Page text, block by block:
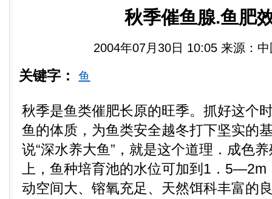
秋季催鱼腺.鱼肥
2004年07月30日 10:05 来源：
关键字： 鱼
秋季是鱼类催肥长原的旺季。抓好这个
鱼的体质，为鱼类安全越冬打下坚实的
说“深水养大鱼”，就是这个道理．成色
上，鱼种培育池的水位可加到1．
动空间大、镕氧充足、天然饵科丰富的